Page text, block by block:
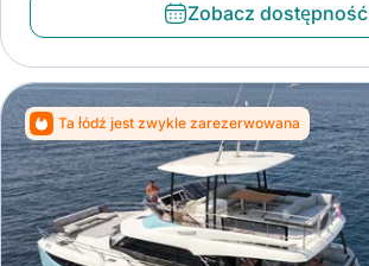
Zobacz dostępność
Ta łódź jest zwykle zarezerwowana